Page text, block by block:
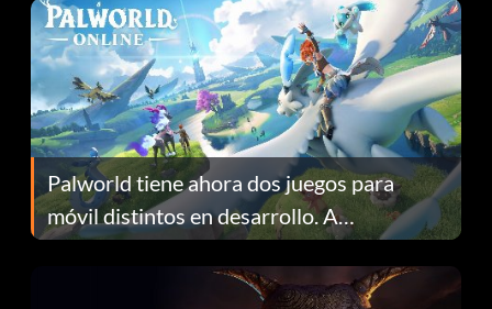
Palworld tiene ahora dos juegos para
móvil distintos en desarrollo. A
continuación te explicamos por qué.